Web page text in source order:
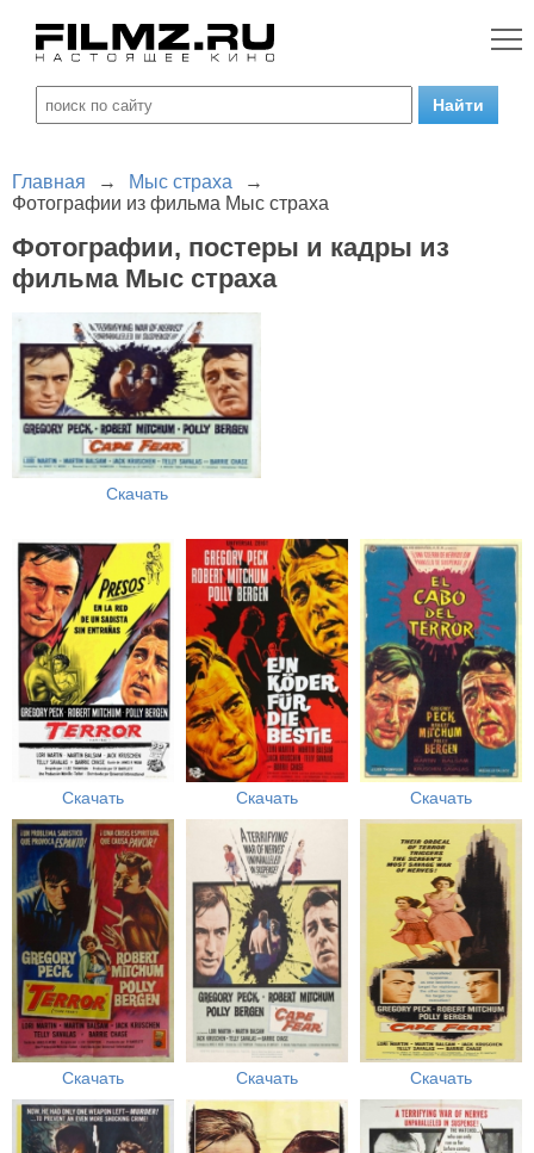
Главная → Мыс страха
→
Фотографии из фильма Мыс страха
Фотографии, постеры и кадры из
фильма Мыс страха
Скачать
Скачать Скачать Скачать
Скачать Скачать Скачать